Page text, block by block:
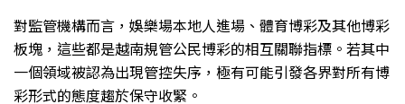
對監管機構而言，娛樂場本地人進場、體育博彩及其他博彩
板塊，這些都是越南規管公民博彩的相互關聯指標。若其中
一個領域被認為出現管控失序，極有可能引發各界對所有博
彩形式的態度趨於保守收緊。